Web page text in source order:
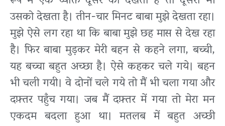
उसको देखता है। तीन-चार मिनट बाबा मुझे देखता रहा।
मुझे ऐसे लग रहा था कि बाबा मुझे छह मास से देख रहा
है। फिर बाबा मुड़कर मेरी बहन से कहने लगा, बच्ची,
यह बच्चा बहुत अच्छा है। ऐसे कहकर चले गये। बहन
भी चली गयी। वे दोनों चले गये तो मैं भी चला गया और
दफ़्तर पहुँच गया। जब मैं दफ़्तर में गया तो मेरा मन
एकदम बदला हुआ था। मतलब में बहुत अच्छी